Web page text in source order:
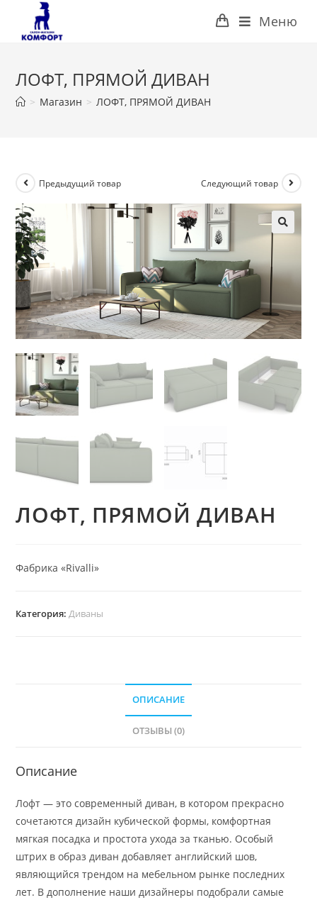
Перейти
содержимому
Меню
ЛОФТ, ПРЯМОЙ ДИВАН
> Магазин > ЛОФТ, ПРЯМОЙ ДИВАН
Предыдущий товар Следующий товар
ЛОФТ, ПРЯМОЙ ДИВАН
Фабрика «Rivalli»
Категория:Диваны
ОПИСАНИЕ
ОТЗЫВЫ (0)
Описание
Лофт — это современный диван, в котором прекрасно
сочетаются дизайн кубической формы, комфортная
мягкая посадка и простота ухода за тканью. Особый
штрих в образ диван добавляет английский шов,
являющийся трендом на мебельном рынке последних
лет. В дополнение наши дизайнеры подобрали самые